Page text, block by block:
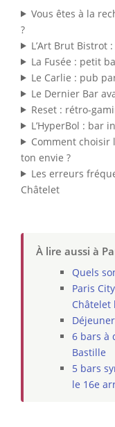
Vous êtes à la
?
L’Art Brut Bistrot
La Fusée : petit
Le Carlie : pub
Le Dernier Bar
Reset : rétro-
L’HyperBol : bar
Comment choisir
ton envie ?
Les erreurs
Châtelet
À lire aussi à
Quels
Paris
Châtelet
6 bars à
Bastille
5 bars
le 16e